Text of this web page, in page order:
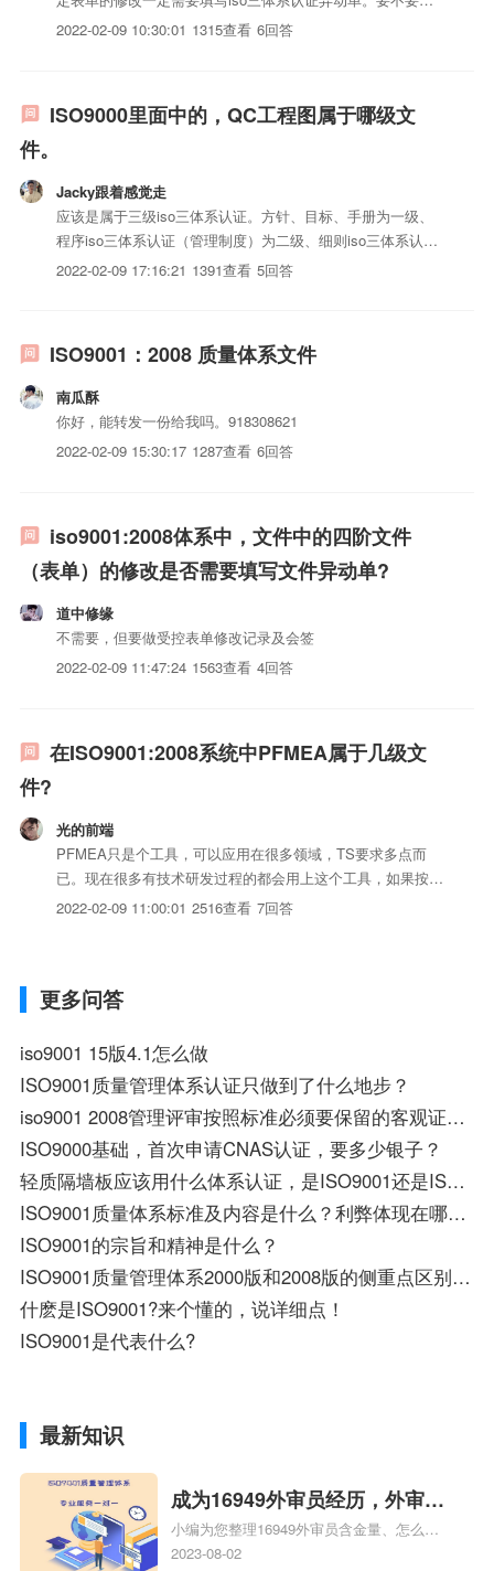
写单子，重要的是看公司iso三体系认证如何要求的，不同的
2022-02-09 10:30:01 1315查看 6回答
ISO9000里面中的，QC工程图属于哪级文
件。
Jacky跟着感觉走
应该是属于三级iso三体系认证。方针、目标、手册为一级、
程序iso三体系认证（管理制度）为二级、细则iso三体系认证
（工作iso三体系认证、图纸）为三级iso三体系认证
2022-02-09 17:16:21 1391查看 5回答
ISO9001：2008 质量体系文件
南瓜酥
你好，能转发一份给我吗。918308621
2022-02-09 15:30:17 1287查看 6回答
iso9001:2008体系中，文件中的四阶文件
（表单）的修改是否需要填写文件异动单?
道中修缘
不需要，但要做受控表单修改记录及会签
2022-02-09 11:47:24 1563查看 4回答
在ISO9001:2008系统中PFMEA属于几级文
件?
光的前端
PFMEA只是个工具，可以应用在很多领域，TS要求多点而
已。现在很多有技术研发过程的都会用上这个工具，如果按
iso三体系认证层次算，应该算技术iso三体系认证3J的，手册-
2022-02-09 11:00:01 2516查看 7回答
更多问答
iso9001 15版4.1怎么做
ISO9001质量管理体系认证只做到了什么地步？
iso9001 2008管理评审按照标准必须要保留的客观证据有哪19点
ISO9000基础，首次申请CNAS认证，要多少银子？
轻质隔墙板应该用什么体系认证，是ISO9001还是ISO2001，急用，谢谢！
ISO9001质量体系标准及内容是什么？利弊体现在哪些方面？
ISO9001的宗旨和精神是什么？
ISO9001质量管理体系2000版和2008版的侧重点区别有哪些?
什麽是ISO9001?来个懂的，说详细点！
ISO9001是代表什么?
最新知识
成为16949外审员经历，外审员
16949
小编为您整理16949外审员含金量、怎么才
能成为注册的TS16949:2009的外审员、我
2023-08-02